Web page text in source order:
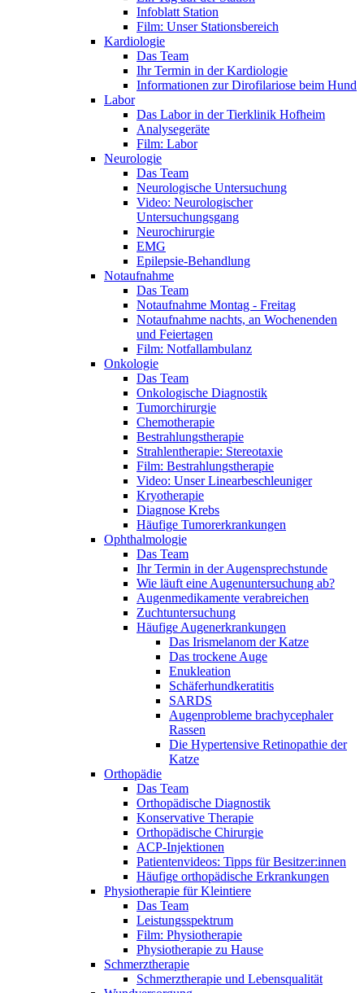
Infoblatt Station
Film: Unser Stationsbereich
Kardiologie
Das Team
Ihr Termin in der Kardiologie
Informationen zur Dirofilariose beim Hund
Labor
Das Labor in der Tierklinik Hofheim
Analysegeräte
Film: Labor
Neurologie
Das Team
Neurologische Untersuchung
Video: Neurologischer
Untersuchungsgang
Neurochirurgie
EMG
Epilepsie-Behandlung
Notaufnahme
Das Team
Notaufnahme Montag - Freitag
Notaufnahme nachts, an Wochenenden
und Feiertagen
Film: Notfallambulanz
Onkologie
Das Team
Onkologische Diagnostik
Tumorchirurgie
Chemotherapie
Bestrahlungstherapie
Strahlentherapie: Stereotaxie
Film: Bestrahlungstherapie
Video: Unser Linearbeschleuniger
Kryotherapie
Diagnose Krebs
Häufige Tumorerkrankungen
Ophthalmologie
Das Team
Ihr Termin in der Augensprechstunde
Wie läuft eine Augenuntersuchung ab?
Augenmedikamente verabreichen
Zuchtuntersuchung
Häufige Augenerkrankungen
Das Irismelanom der Katze
Das trockene Auge
Enukleation
Schäferhundkeratitis
SARDS
Augenprobleme brachycephaler
Rassen
Die Hypertensive Retinopathie der
Katze
Orthopädie
Das Team
Orthopädische Diagnostik
Konservative Therapie
Orthopädische Chirurgie
ACP-Injektionen
Patientenvideos: Tipps für Besitzer:innen
Häufige orthopädische Erkrankungen
Physiotherapie für Kleintiere
Das Team
Leistungsspektrum
Film: Physiotherapie
Physiotherapie zu Hause
Schmerztherapie
Schmerztherapie und Lebensqualität